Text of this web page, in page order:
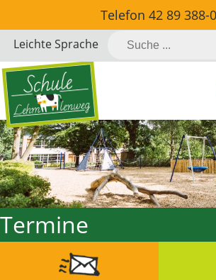
zum
Inhalt
springen
Telefon 42 89 388-0
Leichte Sprache
Suche
Termine